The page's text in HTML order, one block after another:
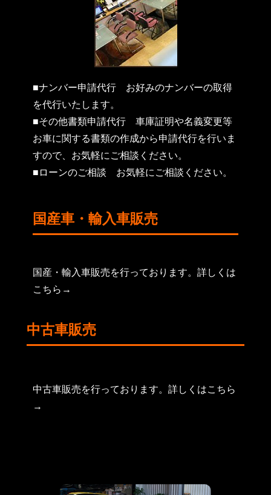
■ナンバー申請代行 お好みのナンバーの取得
を代行いたします。
■その他書類申請代行 車庫証明や名義変更等
お車に関する書類の作成から申請代行を行いま
すので、お気軽にご相談ください。
■ローンのご相談 お気軽にご相談ください。
国産車・輸入車販売
国産・輸入車販売を行っております。詳しくは
こちら→
中古車販売
中古車販売を行っております。詳しくはこちら
→